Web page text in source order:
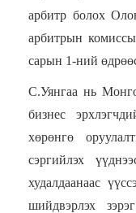
арбитр болох
арбитрын
сарын 1-ний
С.Уянгаа нь
бизнес
хөрөнгө
сэргийлэх
худалдаанаас
шийдвэрлэх